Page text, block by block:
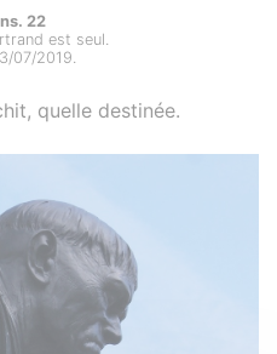
22
est seul.
07/2019.
quelle destinée.